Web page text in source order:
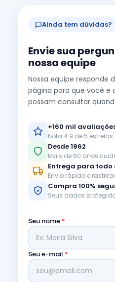
Ainda tem dúvidas?
Envie sua
nossa equipe
Nossa equipe responde
página para que você e
possam consultar
+160 mil
Nota 4.9 de 5 estrelas
Desde 1962
Mais de 60 anos
Entrega para todo
Envio rápido e
Compra 100%
Seus dados
Seu nome *
Seu e-mail *